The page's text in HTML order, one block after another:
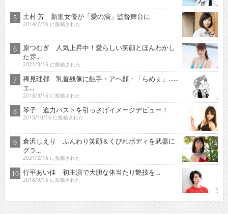
土村 芳 新進女優が「愛の渦」監督舞台に
2014/7/16 に投稿された
原つむぎ 人気上昇中！愛らしい笑顔とほんわかし
た雰...
2021/3/16 に投稿された
稀見理都 乳首残像に触手・アヘ顔・「らめぇ」……
エ...
2018/3/16 に投稿された
琴子 迫力バストを引っさげイメージデビュー！
2015/10/16 に投稿された
倉沢しえり ふんわり笑顔＆くびれボディを武器に
グラ...
2021/2/16 に投稿された
行平あい佳 初主演で大胆な体当たり艶技を…
2018/9/15 に投稿された